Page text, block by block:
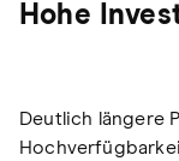
Hohe
Deutlich längere